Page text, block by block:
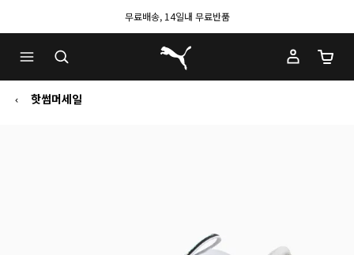
무료배송, 14일내 무료반품
푸마 홈
장바
핫썸머세일